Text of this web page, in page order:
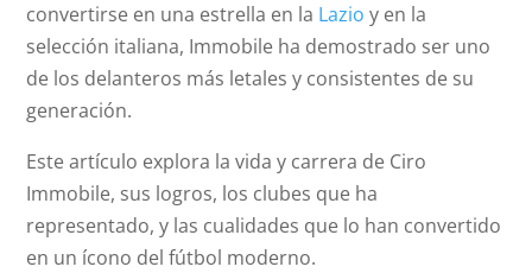
convertirse en una estrella en la Lazio y en la
selección italiana, Immobile ha demostrado ser uno
de los delanteros más letales y consistentes de su
generación.
Este artículo explora la vida y carrera de Ciro
Immobile, sus logros, los clubes que ha
representado, y las cualidades que lo han convertido
en un ícono del fútbol moderno.